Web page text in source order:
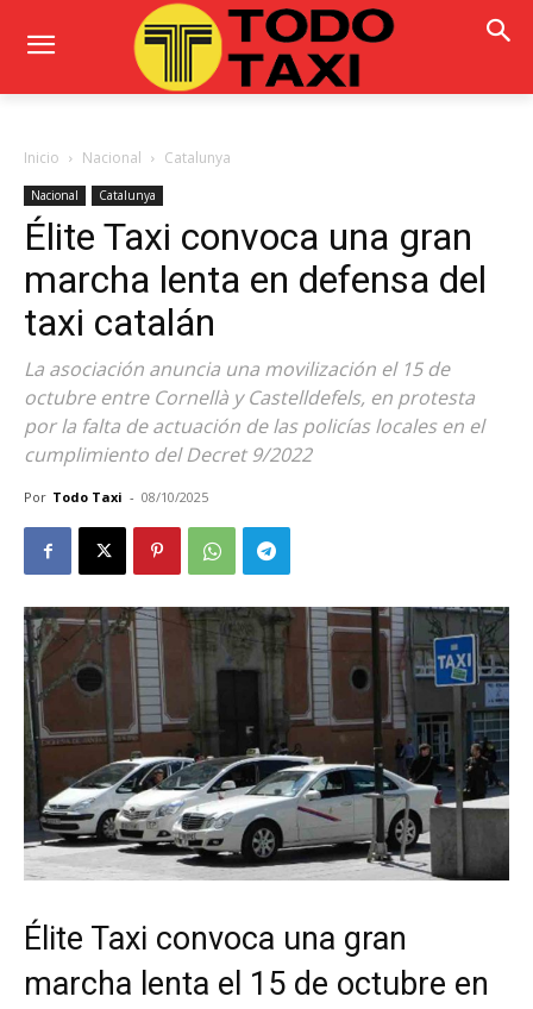
Inicio Nacional Catalunya
Nacional Catalunya
Élite Taxi convoca una gran
marcha lenta en defensa del
taxi catalán
La asociación anuncia una movilización el 15 de
octubre entre Cornellà y Castelldefels, en protesta
por la falta de actuación de las policías locales en el
cumplimiento del Decret 9/2022
Por Todo Taxi - 08/10/2025
Élite Taxi convoca una gran
marcha lenta el 15 de octubre en